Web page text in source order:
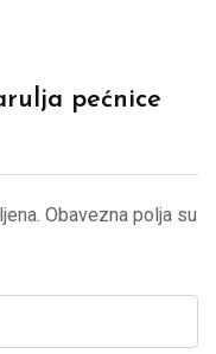
pećnice
Obavezna polja su